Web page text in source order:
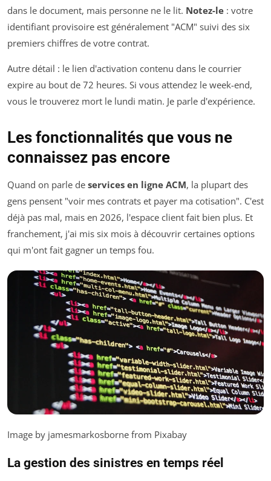
dans le document, mais personne ne le lit. Notez-le : votre
identifiant provisoire est généralement "ACM" suivi des six
premiers chiffres de votre contrat.
Autre détail : le lien d'activation contenu dans le courrier
expire au bout de 72 heures. Si vous attendez le week-end,
vous le trouverez mort le lundi matin. Je parle d'expérience.
Les fonctionnalités que vous ne
connaissez pas encore
Quand on parle de services en ligne ACM, la plupart des
gens pensent "voir mes contrats et payer ma cotisation". C'est
déjà pas mal, mais en 2026, l'espace client fait bien plus. Et
franchement, j'ai mis six mois à découvrir certaines options
qui m'ont fait gagner un temps fou.
Image by jamesmarkosborne from Pixabay
La gestion des sinistres en temps réel